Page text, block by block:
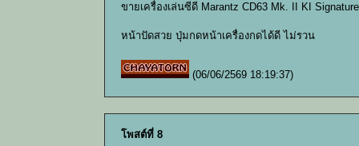
ขายเครื่องเล่นซีดี Marantz CD63 Mk. II KI
หน้าปัดสวย ปุ่มกดหน้าเครื่องกดได้ดี ไม่รวน
(06/06/2569 18:19:37)
โพสต์ที่ 8